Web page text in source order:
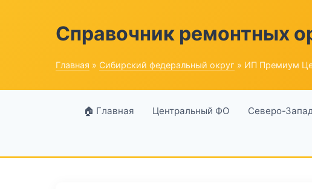
Справочник ремонтных
Главная » Сибирский федеральный округ » ИП Премиум
🏠 Главная Центральный ФО Северо-